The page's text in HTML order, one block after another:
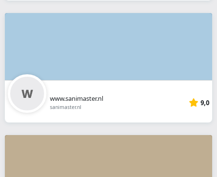
www.sanimaster.nl
sanimaster.nl 9,0